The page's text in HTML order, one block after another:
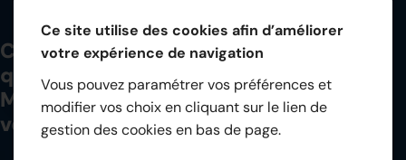
Ce sont près d’une dizaine de métiers
que les Ets Garrec vous proposent.
Missions, compétences, évolution...
vous souhaitez en apprendre plus ?
Ce site utilise des cookies afin d’améliorer
votre expérience de navigation
Vous pouvez paramétrer vos préférences et
modifier vos choix en cliquant sur le lien de
gestion des cookies en bas de page.